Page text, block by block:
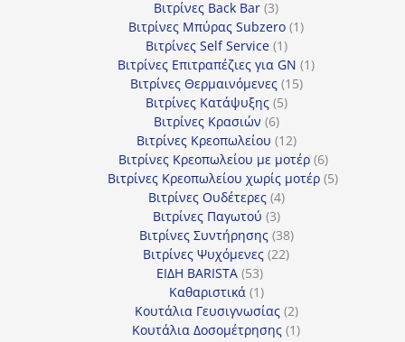
προϊόντα
Βιτρίνες Back Bar 33
προϊόντα
Βιτρίνες Mπύρας Subzero 11
Βιτρίνες Self Service 11
προϊόν
Βιτρίνες Επιτραπέζιες για GN 11
Βιτρίνες Θερμαινόμενες 1515
Βιτρίνες Κατάψυξης 55
Βιτρίνες Κρασιών 66
προϊόντα
Βιτρίνες Κρεοπωλείου 1212
προϊόντα
Βιτρίνες Κρεοπωλείου με μοτέρ 66
προϊόντα
Βιτρίνες Κρεοπωλείου χωρίς μοτέρ 55
Βιτρίνες Ουδέτερες 44
προϊόντα
Βιτρίνες Παγωτού 33
προϊόντα
Βιτρίνες Συντήρησης 3838
προϊόντα
Βιτρίνες Ψυχόμενες 2222
ΕΙΔΗ BARISTA 5353
προϊόντα
Καθαριστικά 11
προϊόν
Κουτάλια Γευσιγνωσίας 22
προϊόντα
Κουτάλια Δοσομέτρησης 11